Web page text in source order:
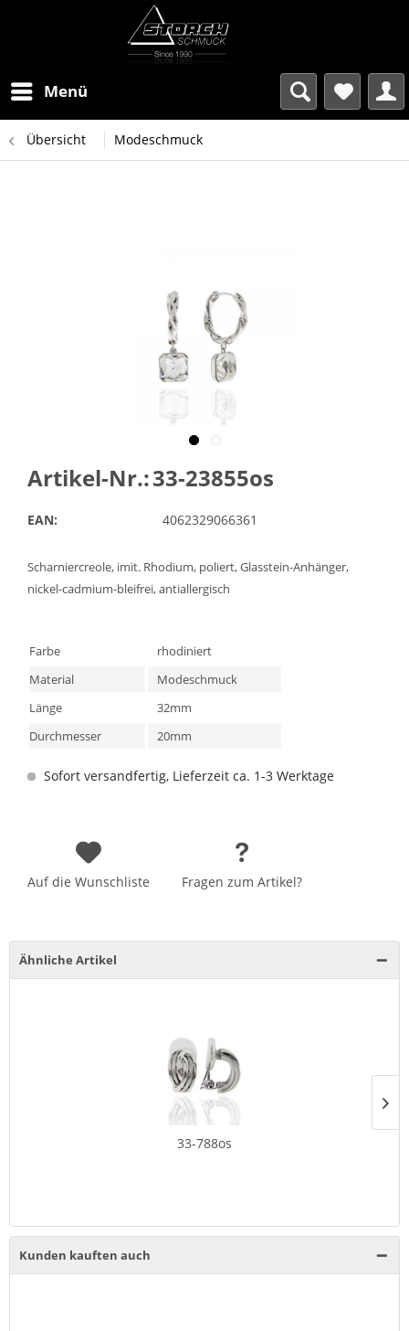
Menü
Übersicht Modeschmuck
Artikel-Nr.:33-23855os
EAN: 4062329066361
Scharniercreole, imit. Rhodium, poliert, Glasstein-Anhänger,
nickel-cadmium-bleifrei, antiallergisch
Farbe
rhodiniert
Material
Modeschmuck
Länge
32mm
Durchmesser
20mm
Sofort versandfertig, Lieferzeit ca. 1-3 Werktage
Auf die Wunschliste Fragen zum Artikel?
Ähnliche Artikel
33-788os
Kunden kauften auch